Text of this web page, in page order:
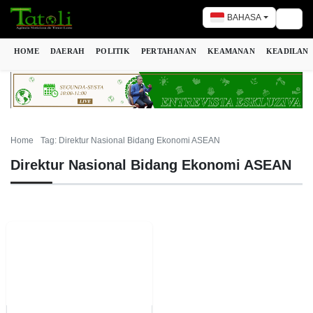
BAHASA
HOME DAERAH POLITIK PERTAHANAN KEAMANAN KEADILAN
Home Tag: Direktur Nasional Bidang Ekonomi ASEAN
Direktur Nasional Bidang Ekonomi ASEAN